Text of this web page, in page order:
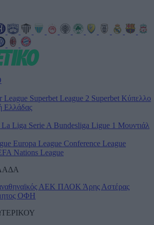
League Superbet League 2 Superbet Κύπελλο
Ελλάδας
La Liga Serie A Bundesliga Ligue 1 Μουντιάλ
Europa League Conference League
Nations League
ΑΕΚ ΠΑΟΚ Άρης Αστέρας
ΟΦΗ